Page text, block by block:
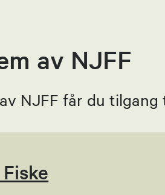
Send epost
Stein
Jegerprøven
av NJFF
NJFF får du